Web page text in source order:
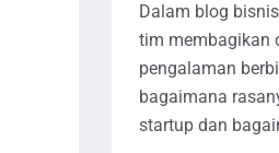
Dalam blog
tim membagikan
pengalaman
bagaimana
startup dan